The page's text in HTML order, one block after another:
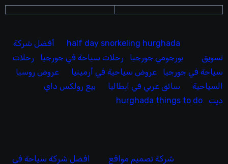
half day snorkeling hurghada
أفضل شركة
تسويق
بورجومي جورجيا رحلات سياحة في جورجيا
رحلات
سياحة في جورجيا
عروض سياحية في أرمينيا
عروض روسيا
السياحية
سائق عربي في ايطاليا
بيع رولكس داي
ديت
hurghada things to do
شركة تصميم مواقع
افضل شركة سياحة في